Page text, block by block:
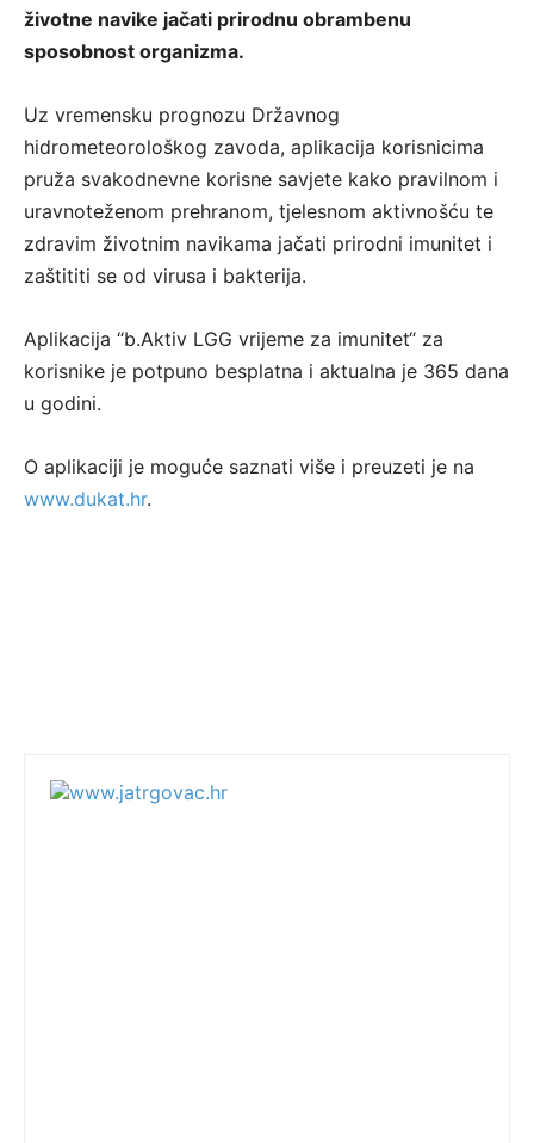
životne navike jačati prirodnu obrambenu
sposobnost organizma.
Uz vremensku prognozu Državnog
hidrometeorološkog zavoda, aplikacija korisnicima
pruža svakodnevne korisne savjete kako pravilnom i
uravnoteženom prehranom, tjelesnom aktivnošću te
zdravim životnim navikama jačati prirodni imunitet i
zaštititi se od virusa i bakterija.
Aplikacija “b.Aktiv LGG vrijeme za imunitet“ za
korisnike je potpuno besplatna i aktualna je 365 dana
u godini.
O aplikaciji je moguće saznati više i preuzeti je na
www.dukat.hr.